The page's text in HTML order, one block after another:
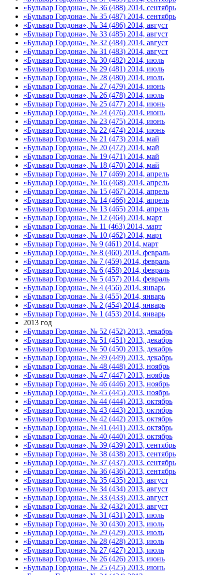
«Бульвар Гордона», № 36 (488) 2014, сентябрь
«Бульвар Гордона», № 35 (487) 2014, сентябрь
«Бульвар Гордона», № 34 (486) 2014, август
«Бульвар Гордона», № 33 (485) 2014, август
«Бульвар Гордона», № 32 (484) 2014, август
«Бульвар Гордона», № 31 (483) 2014, август
«Бульвар Гордона», № 30 (482) 2014, июль
«Бульвар Гордона», № 29 (481) 2014, июль
«Бульвар Гордона», № 28 (480) 2014, июль
«Бульвар Гордона», № 27 (479) 2014, июнь
«Бульвар Гордона», № 26 (478) 2014, июль
«Бульвар Гордона», № 25 (477) 2014, июнь
«Бульвар Гордона», № 24 (476) 2014, июнь
«Бульвар Гордона», № 23 (475) 2014, июнь
«Бульвар Гордона», № 22 (474) 2014, июнь
«Бульвар Гордона», № 21 (473) 2014, май
«Бульвар Гордона», № 20 (472) 2014, май
«Бульвар Гордона», № 19 (471) 2014, май
«Бульвар Гордона», № 18 (470) 2014, май
«Бульвар Гордона», № 17 (469) 2014, апрель
«Бульвар Гордона», № 16 (468) 2014, апрель
«Бульвар Гордона», № 15 (467) 2014, апрель
«Бульвар Гордона», № 14 (466) 2014, апрель
«Бульвар Гордона», № 13 (465) 2014, апрель
«Бульвар Гордона», № 12 (464) 2014, март
«Бульвар Гордона», № 11 (463) 2014, март
«Бульвар Гордона», № 10 (462) 2014, март
«Бульвар Гордона», № 9 (461) 2014, март
«Бульвар Гордона», № 8 (460) 2014, февраль
«Бульвар Гордона», № 7 (459) 2014, февраль
«Бульвар Гордона», № 6 (458) 2014, февраль
«Бульвар Гордона», № 5 (457) 2014, февраль
«Бульвар Гордона», № 4 (456) 2014, январь
«Бульвар Гордона», № 3 (455) 2014, январь
«Бульвар Гордона», № 2 (454) 2014, январь
«Бульвар Гордона», № 1 (453) 2014, январь
2013 год
«Бульвар Гордона», № 52 (452) 2013, декабрь
«Бульвар Гордона», № 51 (451) 2013, декабрь
«Бульвар Гордона», № 50 (450) 2013, декабрь
«Бульвар Гордона», № 49 (449) 2013, декабрь
«Бульвар Гордона», № 48 (448) 2013, ноябрь
«Бульвар Гордона», № 47 (447) 2013, ноябрь
«Бульвар Гордона», № 46 (446) 2013, ноябрь
«Бульвар Гордона», № 45 (445) 2013, ноябрь
«Бульвар Гордона», № 44 (444) 2013, октябрь
«Бульвар Гордона», № 43 (443) 2013, октябрь
«Бульвар Гордона», № 42 (442) 2013, октябрь
«Бульвар Гордона», № 41 (441) 2013, октябрь
«Бульвар Гордона», № 40 (440) 2013, октябрь
«Бульвар Гордона», № 39 (439) 2013, сентябрь
«Бульвар Гордона», № 38 (438) 2013, сентябрь
«Бульвар Гордона», № 37 (437) 2013, сентябрь
«Бульвар Гордона», № 36 (436) 2013, сентябрь
«Бульвар Гордона», № 35 (435) 2013, август
«Бульвар Гордона», № 34 (434) 2013, август
«Бульвар Гордона», № 33 (433) 2013, август
«Бульвар Гордона», № 32 (432) 2013, август
«Бульвар Гордона», № 31 (431) 2013, июль
«Бульвар Гордона», № 30 (430) 2013, июль
«Бульвар Гордона», № 29 (429) 2013, июль
«Бульвар Гордона», № 28 (428) 2013, июль
«Бульвар Гордона», № 27 (427) 2013, июль
«Бульвар Гордона», № 26 (426) 2013, июнь
«Бульвар Гордона», № 25 (425) 2013, июнь